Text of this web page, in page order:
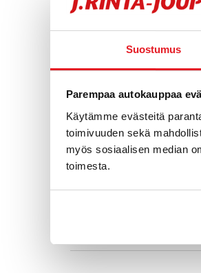
Suostumus
Parempaa autokauppaa
Käytämme evästeitä
toimivuuden sekä
myös sosiaalisen median
toimesta.
Automyyjä FI
040 711
Varustelu